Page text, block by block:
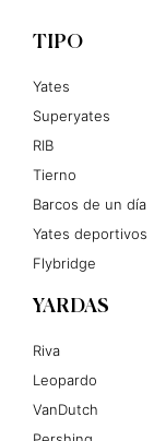
TIPO
Yates
Superyates
RIB
Tierno
Barcos de un día
Yates deportivos
Flybridge
YARDAS
Riva
Leopardo
VanDutch